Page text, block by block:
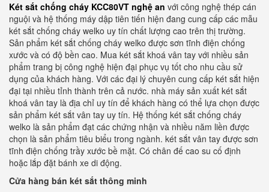
Két sắt chống cháy KCC80VT nghệ an với công nghệ thép cán
nguội và hệ thống máy dập tiên tiến hiện đang cung cấp các mẫu
két sắt chống cháy welko uy tín chất lượng cao trên thị trường.
Sản phẩm két sắt chống cháy welko được sơn tĩnh điện chống
xước và có độ bền cao. Mua két sắt khoá vân tay với nhiều sản
phẩm trang bị công nghệ hiện đại phục vụ tốt cho nhu cầu sử
dụng của khách hàng. Với các đại lý chuyên cung cấp két sắt hiện
đại tại nhiều tỉnh thành trên cả nước. nhà máy sản xuất két sắt
khoá vân tay là địa chỉ uy tín để khách hàng có thể lựa chọn được
sản phẩm két sắt vân tay uy tín. Hệ thống két sắt chống cháy
welko là sản phẩm đạt các chứng nhận và nhiều năm liền được
chọn là sản phẩm tiêu biểu trong ngành. két sắt vân tay được sơn
tĩnh điện chống trầy xước bề mặt. Có chân đế cao su cố định
hoặc lắp đặt bánh xe di động.
Cửa hàng bán két sắt thông minh